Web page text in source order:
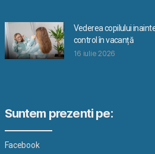
Vederea copilului
control în vacanță
16 iulie 2026
Suntem prezenti pe:
Facebook